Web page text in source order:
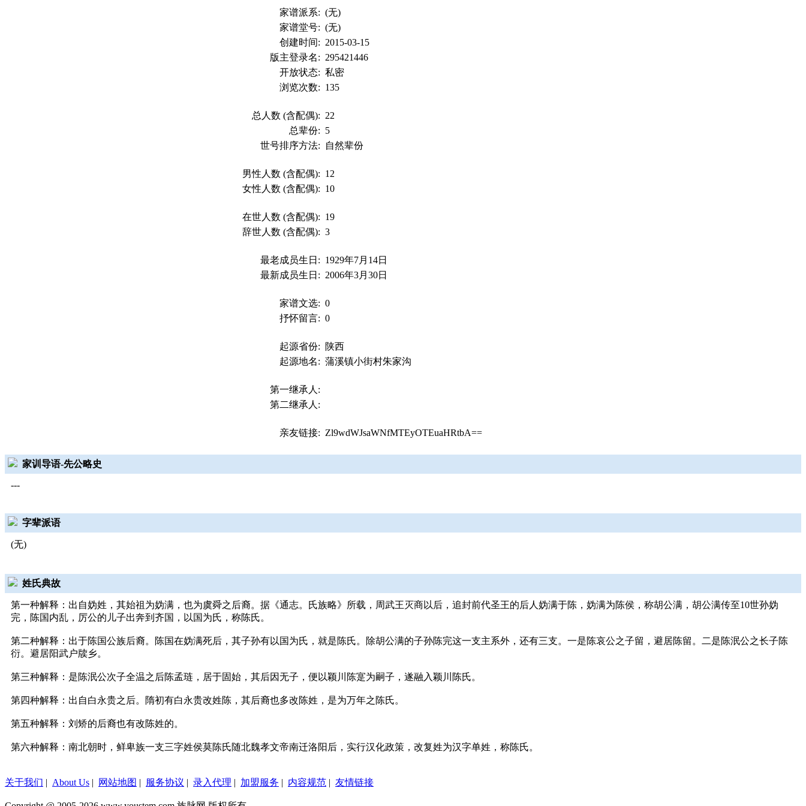
家谱派系: (无)
家谱堂号: (无)
创建时间: 2015-03-15
版主登录名: 295421446
开放状态: 私密
浏览次数: 135
总人数 (含配偶): 22
总辈份: 5
世号排序方法:
自然辈份
男性人数 (含配偶): 12
女性人数 (含配偶): 10
在世人数 (含配偶): 19
辞世人数 (含配偶): 3
最老成员生日: 1929年7月14日
最新成员生日: 2006年3月30日
家谱文选: 0
抒怀留言: 0
起源省份:
陕西
起源地名: 蒲溪镇小街村朱家沟
第一继承人:
第二继承人:
亲友链接: Zl9wdWJsaWNfMTEyOTEuaHRtbA==
家训导语-先公略史
---
字辈派语
(无)
姓氏典故
第一种解释：出自妫姓，其始祖为妫满，也为虞舜之后裔。据《通志。氏族略》所载，周武王灭商以后，追封前代圣王的后人妫满于陈，妫满为陈侯，称胡公满，胡公满传至10世孙妫
完，陈国内乱，厉公的儿子出奔到齐国，以国为氏，称陈氏。
第二种解释：出于陈国公族后裔。陈国在妫满死后，其子孙有以国为氏，就是陈氏。除胡公满的子孙陈完这一支主系外，还有三支。一是陈哀公之子留，避居陈留。二是陈泯公之长子陈
衍。避居阳武户牍乡。
第三种解释：是陈泯公次子全温之后陈孟琏，居于固始，其后因无子，便以颖川陈寔为嗣子，遂融入颖川陈氏。
第四种解释：出自白永贵之后。隋初有白永贵改姓陈，其后裔也多改陈姓，是为万年之陈氏。
第五种解释：刘矫的后裔也有改陈姓的。
第六种解释：南北朝时，鲜卑族一支三字姓侯莫陈氏随北魏孝文帝南迁洛阳后，实行汉化政策，改复姓为汉字单姓，称陈氏。
关于我们 | About Us | 网站地图 | 服务协议 | 录入代理 | 加盟服务 | 内容规范 | 友情链接